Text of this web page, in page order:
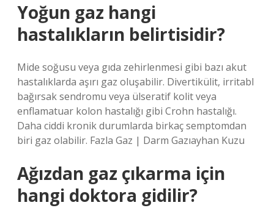
Yoğun gaz hangi
hastalıkların belirtisidir?
Mide soğusu veya gıda zehirlenmesi gibi bazı akut
hastalıklarda aşırı gaz oluşabilir. Divertikülit, irritabl
bağırsak sendromu veya ülseratif kolit veya
enflamatuar kolon hastalığı gibi Crohn hastalığı.
Daha ciddi kronik durumlarda birkaç semptomdan
biri gaz olabilir. Fazla Gaz | Darm Gazıayhan Kuzu
Ağızdan gaz çıkarma için
hangi doktora gidilir?